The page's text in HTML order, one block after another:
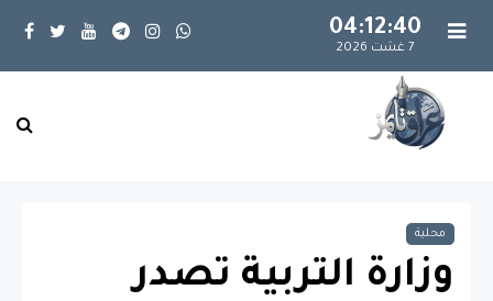
04:12:41
7 غشت 2026
محلية
وزارة التربية تصدر